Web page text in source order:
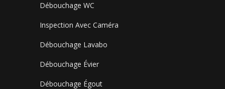
Débouchage WC
Inspection Avec Caméra
Débouchage Lavabo
Débouchage Évier
Débouchage Égout